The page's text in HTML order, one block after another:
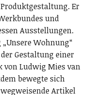
Er
und
Ausstellungen.
Wohnung“
Gestaltung einer
Ludwig Mies van
bewegte sich
Artikel